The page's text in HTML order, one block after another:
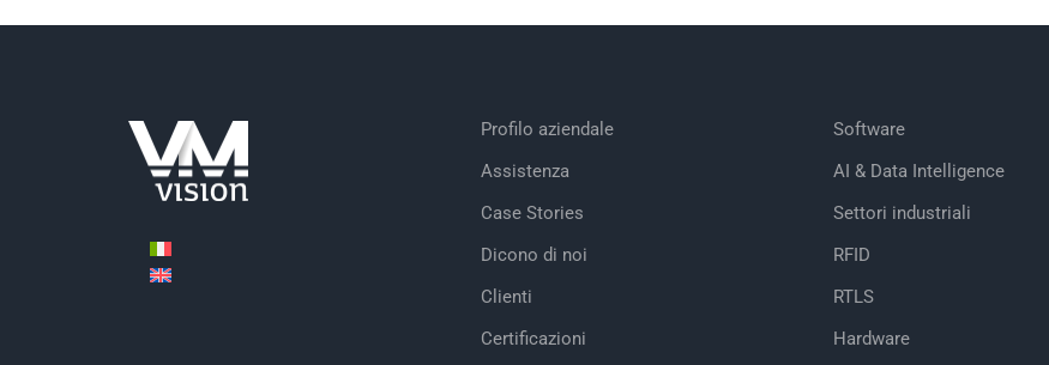
Profilo aziendale
Assistenza
Case Stories
Dicono di noi
Clienti
Certificazioni
Software
AI & Data Intelligence
Settori industriali
RFID
RTLS
Hardware